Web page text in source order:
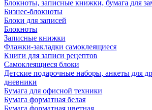
Блокноты, записные книжки, бумага для
Бизнес-блокноты
Блоки для записей
Блокноты
Записные книжки
Флажки-закладки самоклеящиеся
Книги для записи рецептов
Самоклеящиеся блоки
Детские подарочные наборы, анкеты для
дневники
Бумага для офисной техники
Бумага форматная белая
Бумага форматная цветная